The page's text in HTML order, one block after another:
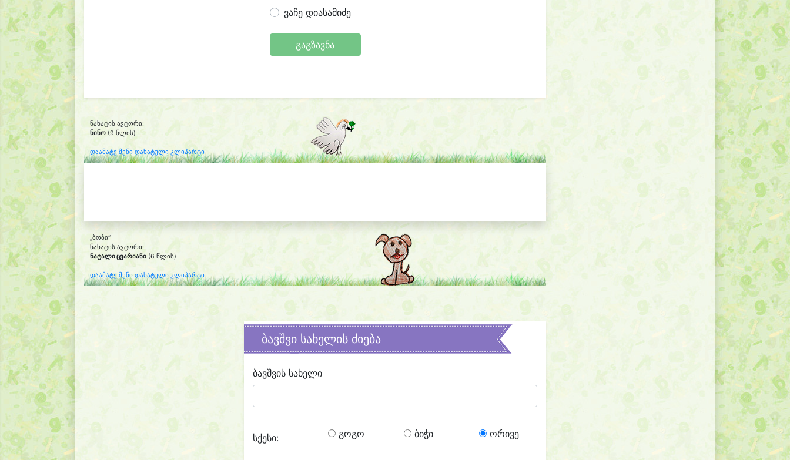
ვაჩე დიასამიძე
გაგზავნა
ნახატის ავტორი:
ნინო (9 წლის)
დაამატე შენი დახატული კლიპარტი
„ბობი“
ნახატის ავტორი:
ნატალი ცვარიანი (6 წლის)
დაამატე შენი დახატული კლიპარტი
ბავშვი სახელის ძიება
ბავშვის სახელი
სქესი: გოგო ბიჭი ორივე